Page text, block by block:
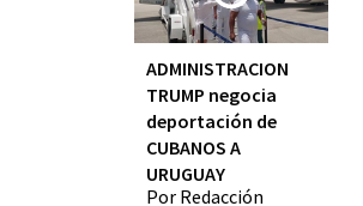
ADMINISTRACION
TRUMP negocia
deportación de
CUBANOS A
URUGUAY
Por Redacción